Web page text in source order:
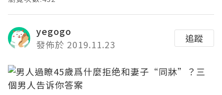
yegogo
發佈於 2019.11.23
追蹤